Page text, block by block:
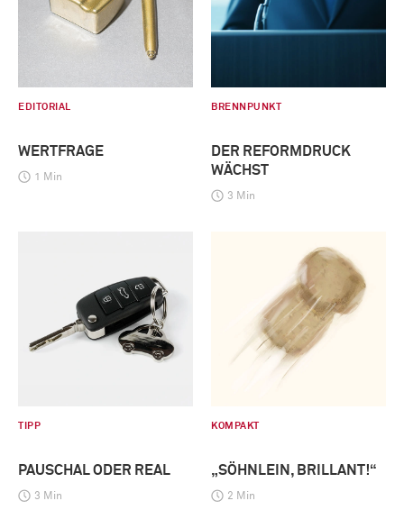
EDITORIAL
WERTFRAGE
1 Min
BRENNPUNKT
DER REFORMDRUCK
WÄCHST
3 Min
TIPP
PAUSCHAL ODER REAL
3 Min
KOMPAKT
„SÖHNLEIN, BRILLANT!“
2 Min